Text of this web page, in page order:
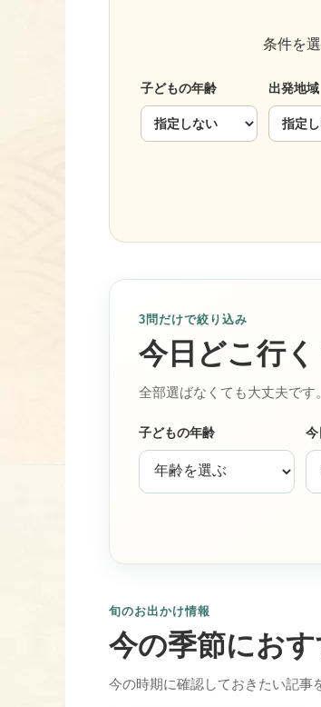
条件を
子どもの年齢 出発地域
3問だけで絞り込み
今日どこ行く
全部選ばなくても大丈夫です
子どもの年齢 今
旬のお出かけ情報
今の季節にお
今の時期に確認しておきたい記事